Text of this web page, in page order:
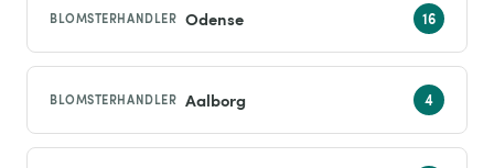
BLOMSTERHANDLER Odense
BLOMSTERHANDLER Aalborg